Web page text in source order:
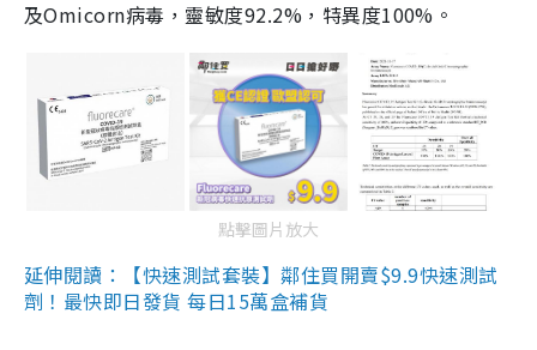
及Omicorn病毒，靈敏度92.2%，特異度100%。
點擊圖片放大
延伸閱讀：【快速測試套裝】鄰住買開賣$9.9快速測試
劑！最快即日發貨 每日15萬盒補貨